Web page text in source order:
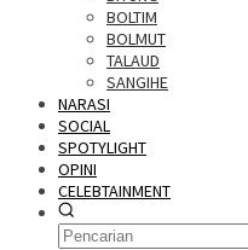
BOLTIM
BOLMUT
TALAUD
SANGIHE
NARASI
SOCIAL
SPOTYLIGHT
OPINI
CELEBTAINMENT